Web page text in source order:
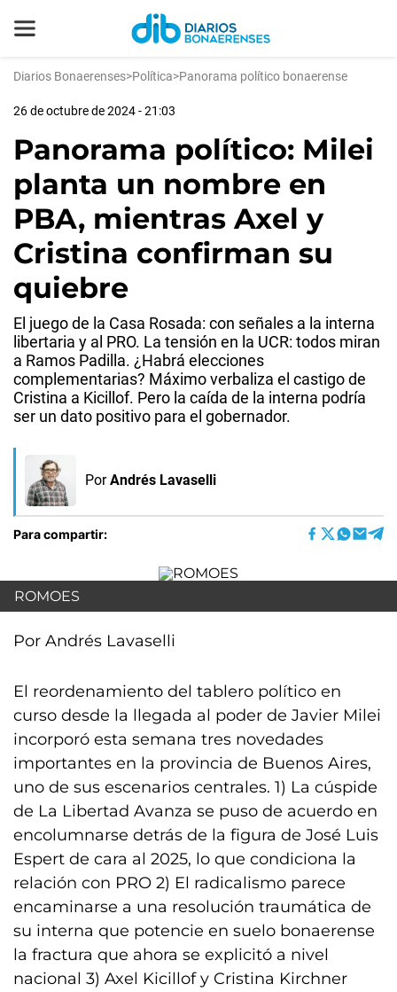
Diarios Bonaerenses>Política>Panorama político bonaerense
26 de octubre de 2024 - 21:03
Panorama político: Milei
planta un nombre en
PBA, mientras Axel y
Cristina confirman su
quiebre
El juego de la Casa Rosada: con señales a la interna
libertaria y al PRO. La tensión en la UCR: todos miran
a Ramos Padilla. ¿Habrá elecciones
complementarias? Máximo verbaliza el castigo de
Cristina a Kicillof. Pero la caída de la interna podría
ser un dato positivo para el gobernador.
Por Andrés Lavaselli
Para compartir:
ROMOES
Por Andrés Lavaselli
El reordenamiento del tablero político en
curso desde la llegada al poder de Javier Milei
incorporó esta semana tres novedades
importantes en la provincia de Buenos Aires,
uno de sus escenarios centrales. 1) La cúspide
de La Libertad Avanza se puso de acuerdo en
encolumnarse detrás de la figura de José Luis
Espert de cara al 2025, lo que condiciona la
relación con PRO 2) El radicalismo parece
encaminarse a una resolución traumática de
su interna que potencie en suelo bonaerense
la fractura que ahora se explicitó a nivel
nacional 3) Axel Kicillof y Cristina Kirchner